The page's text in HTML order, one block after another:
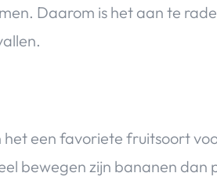
Daarom is het aan te
een favoriete fruitsoort
bewegen zijn bananen dan